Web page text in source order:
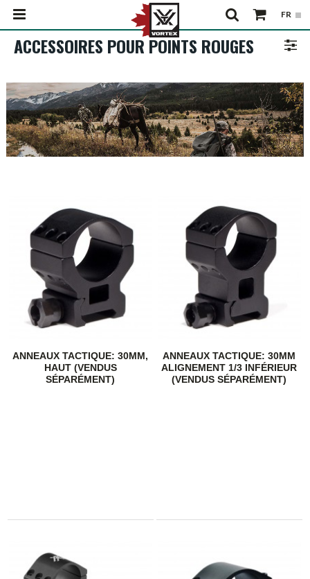
ACCESSOIRES POUR POINTS ROUGES
ANNEAUX TACTIQUE: 30MM,
HAUT (VENDUS
SÉPARÉMENT)
ANNEAUX TACTIQUE: 30MM
ALIGNEMENT 1/3 INFÉRIEUR
(VENDUS SÉPARÉMENT)